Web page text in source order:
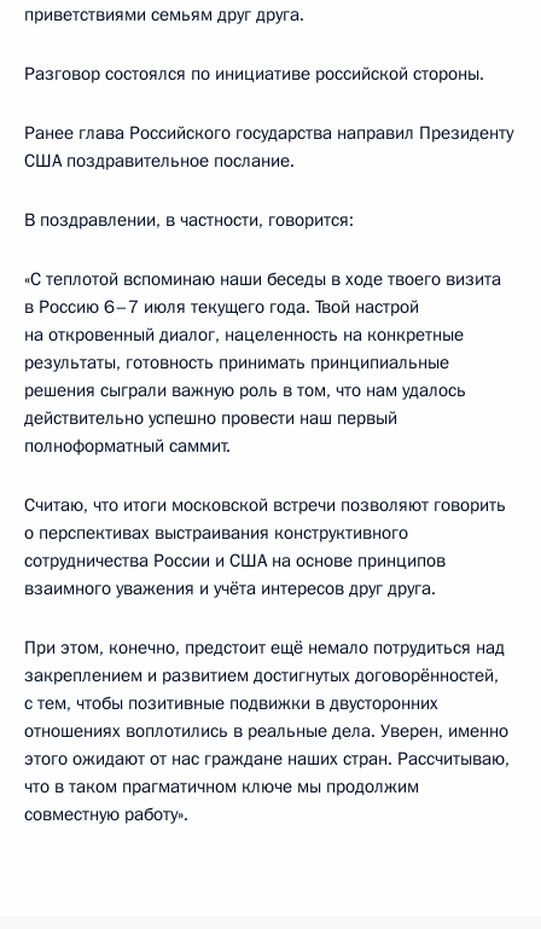
приветствиями семьям друг друга.
Разговор состоялся по инициативе российской стороны.
Ранее глава Российского государства направил Президенту
США поздравительное послание.
В поздравлении, в частности, говорится:
«С теплотой вспоминаю наши беседы в ходе твоего визита
в Россию 6–7 июля текущего года. Твой настрой
на откровенный диалог, нацеленность на конкретные
результаты, готовность принимать принципиальные
решения сыграли важную роль в том, что нам удалось
действительно успешно провести наш первый
полноформатный саммит.
Считаю, что итоги московской встречи позволяют говорить
о перспективах выстраивания конструктивного
сотрудничества России и США на основе принципов
взаимного уважения и учёта интересов друг друга.
При этом, конечно, предстоит ещё немало потрудиться над
закреплением и развитием достигнутых договорённостей,
с тем, чтобы позитивные подвижки в двусторонних
отношениях воплотились в реальные дела. Уверен, именно
этого ожидают от нас граждане наших стран. Рассчитываю,
что в таком прагматичном ключе мы продолжим
совместную работу».